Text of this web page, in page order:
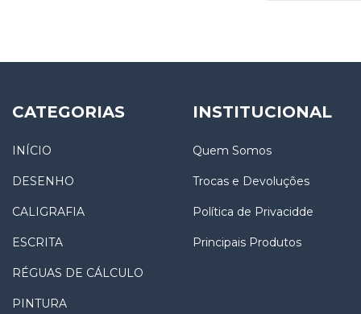
CATEGORIAS
INÍCIO
DESENHO
CALIGRAFIA
ESCRITA
RÉGUAS DE CÁLCULO
PINTURA
INSTITUCIONAL
Quem Somos
Trocas e Devoluções
Política de Privacidde
Principais Produtos